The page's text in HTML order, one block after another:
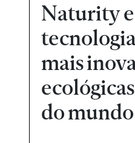
Naturity e
mais
do mundo